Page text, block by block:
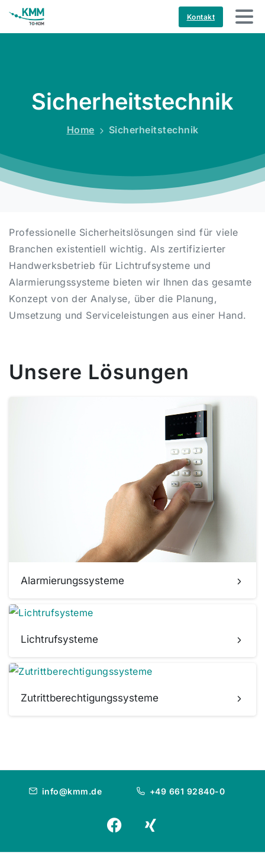
Kontakt
Sicherheitstechnik
Home Sicherheitstechnik
Professionelle Sicherheitslösungen sind für viele
Branchen existentiell wichtig. Als zertifizierter
Handwerksbetrieb für Lichtrufsysteme und
Alarmierungssysteme bieten wir Ihnen das gesamte
Konzept von der Analyse, über die Planung,
Umsetzung und Serviceleistungen aus einer Hand.
Unsere Lösungen
Alarmierungssysteme
Lichtrufsysteme
Zutrittberechtigungssysteme
info@kmm.de +49 661 92840-0